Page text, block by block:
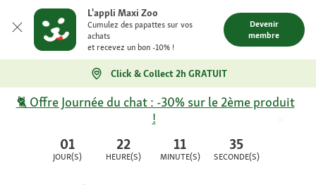
L'appli Maxi Zoo
Cumulez des papattes sur vos
achats
et recevez un bon -10% !
Devenir
membre
Click & Collect 2h GRATUIT
01
JOUR(S)
22
HEURE(S)
11
MINUTE(S)
35
SECONDE(S)
🐈 Offre Journée du chat : -30% sur le 2ème produit
!